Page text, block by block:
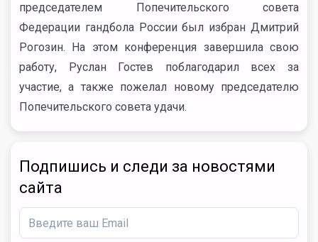
председателем Попечительского совета
Федерации гандбола России был избран Дмитрий
Рогозин. На этом конференция завершила свою
работу, Руслан Гостев поблагодарил всех за
участие, а также пожелал новому председателю
Попечительского совета удачи.
Подпишись и следи за новостями
сайта